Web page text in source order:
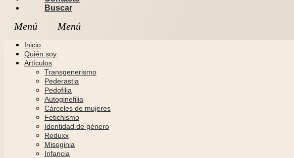
Buscar
Inicio
Quién soy
Artículos
Transgenerismo
Pederastia
Pedofilia
Autoginefilia
Cárceles de mujeres
Fetichismo
Identidad de género
Reduxx
Misoginia
Infancia